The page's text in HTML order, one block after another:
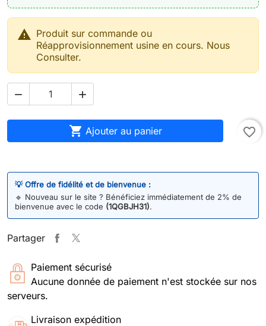
 Produit sur commande ou
Réapprovisionnement usine en cours. Nous
Consulter.
 
 Ajouter au panier favorite_border
💡 Offre de fidélité et de bienvenue :
🔹 Nouveau sur le site ? Bénéficiez immédiatement de 2% de
bienvenue avec le code (1QGBJH31).
Partager
Paiement sécurisé
Aucune donnée de paiement n'est stockée sur nos
serveurs.
Livraison expédition